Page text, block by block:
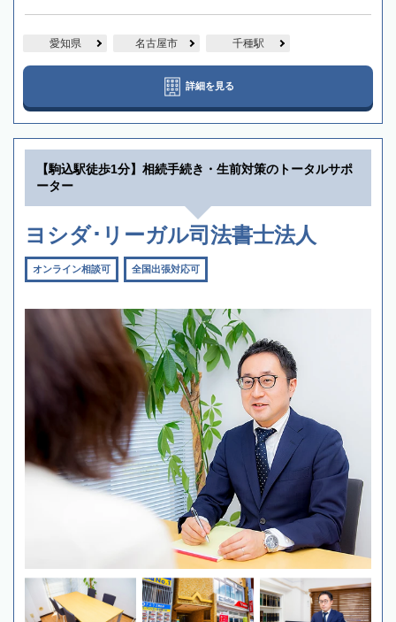
愛知県 名古屋市 千種駅
詳細を見る
【駒込駅徒歩1分】相続手続き・生前対策のトータルサポ
ーター
ヨシダ･リーガル司法書士法人
オンライン相談可 全国出張対応可